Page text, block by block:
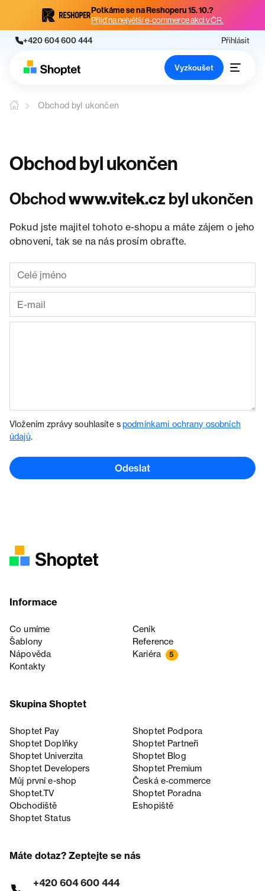
Potkáme se na Reshoperu 15. 10.?
Přijď na největší e-commerce akci v ČR.
+420 604 600 444 Přihlásit
Vyzkoušet
Obchod byl ukončen
Obchod byl ukončen
Obchodwww.vitek.cz byl ukončen
Pokud jste majitel tohoto e-shopu a máte zájem o jeho
obnovení, tak se na nás prosím obraťte.
Vložením zprávy souhlasíte spodmínkami ochrany osobních
údajů.
Odeslat
Informace
Co umíme
Ceník
Šablony
Reference
Nápověda
Kariéra 5
Kontakty
Skupina Shoptet
Shoptet Pay
Shoptet Podpora
Shoptet Doplňky
Shoptet Partneři
Shoptet Univerzita
Shoptet Blog
Shoptet Developers
Shoptet Premium
Můj první e-shop
Česká e‑commerce
Shoptet.TV
Shoptet Poradna
Obchodiště
Eshopiště
Shoptet Status
Máte dotaz? Zeptejte se nás
+420 604 600 444